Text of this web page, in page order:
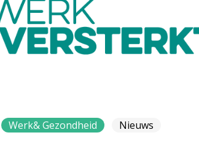
Werk& Gezondheid Nieuws